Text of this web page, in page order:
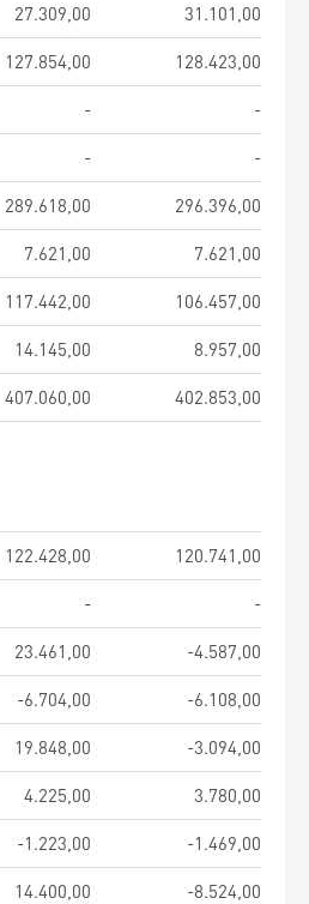
27.309,00
31.101,00
127.854,00
128.423,00
-
-
-
-
289.618,00
296.396,00
7.621,00
7.621,00
117.442,00
106.457,00
14.145,00
8.957,00
407.060,00 402.853,00
122.428,00
120.741,00
-
-
23.461,00
-4.587,00
-6.704,00
-6.108,00
19.848,00
-3.094,00
4.225,00
3.780,00
-1.223,00
-1.469,00
14.400,00
-8.524,00